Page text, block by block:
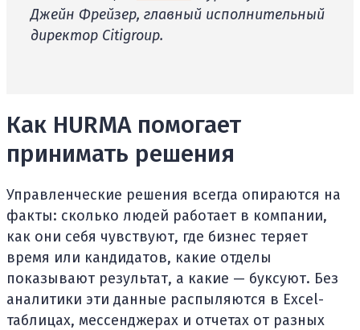
Джейн Фрейзер, главный исполнительный
директор Citigroup.
Как HURMA помогает
принимать решения
Управленческие решения всегда опираются на
факты: сколько людей работает в компании,
как они себя чувствуют, где бизнес теряет
время или кандидатов, какие отделы
показывают результат, а какие — буксуют. Без
аналитики эти данные распыляются в Excel-
таблицах, мессенджерах и отчетах от разных